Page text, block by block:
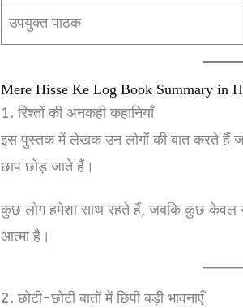
उपयुक्त पाठक
Mere Hisse Ke Log Book Summary in
1. रिश्तों की अनकही कहानियाँ
इस पुस्तक में लेखक उन लोगों की बात करते हैं
छाप छोड़ जाते हैं।
कुछ लोग हमेशा साथ रहते हैं, जबकि कुछ केवल
आत्मा है।
2. छोटी-छोटी बातों में छिपी बड़ी भावनाएँ